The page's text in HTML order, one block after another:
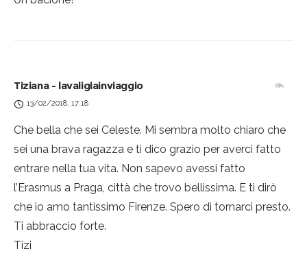
Tiziana - lavaligiainviaggio
13/02/2018, 17:18
Che bella che sei Celeste. Mi sembra molto chiaro che
sei una brava ragazza e ti dico grazio per averci fatto
entrare nella tua vita. Non sapevo avessi fatto
l’Erasmus a Praga, città che trovo bellissima. E ti dirò
che io amo tantissimo Firenze. Spero di tornarci presto.
Ti abbraccio forte.
Tizi